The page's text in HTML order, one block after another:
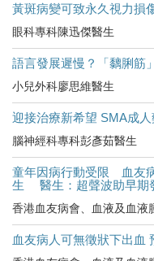
黃斑病變可致永久視力損
眼科專科陳迅傑醫生
語言發展遲慢？「黐脷筋
小兒外科廖思維醫生
迎接治療新希望 SMA成
腦神經科專科彭彥茹醫生
童年因病行動受限 血友
生 醫生：超聲波助早期
香港血友病會、血液及血液
血友病人可無徵狀下出血